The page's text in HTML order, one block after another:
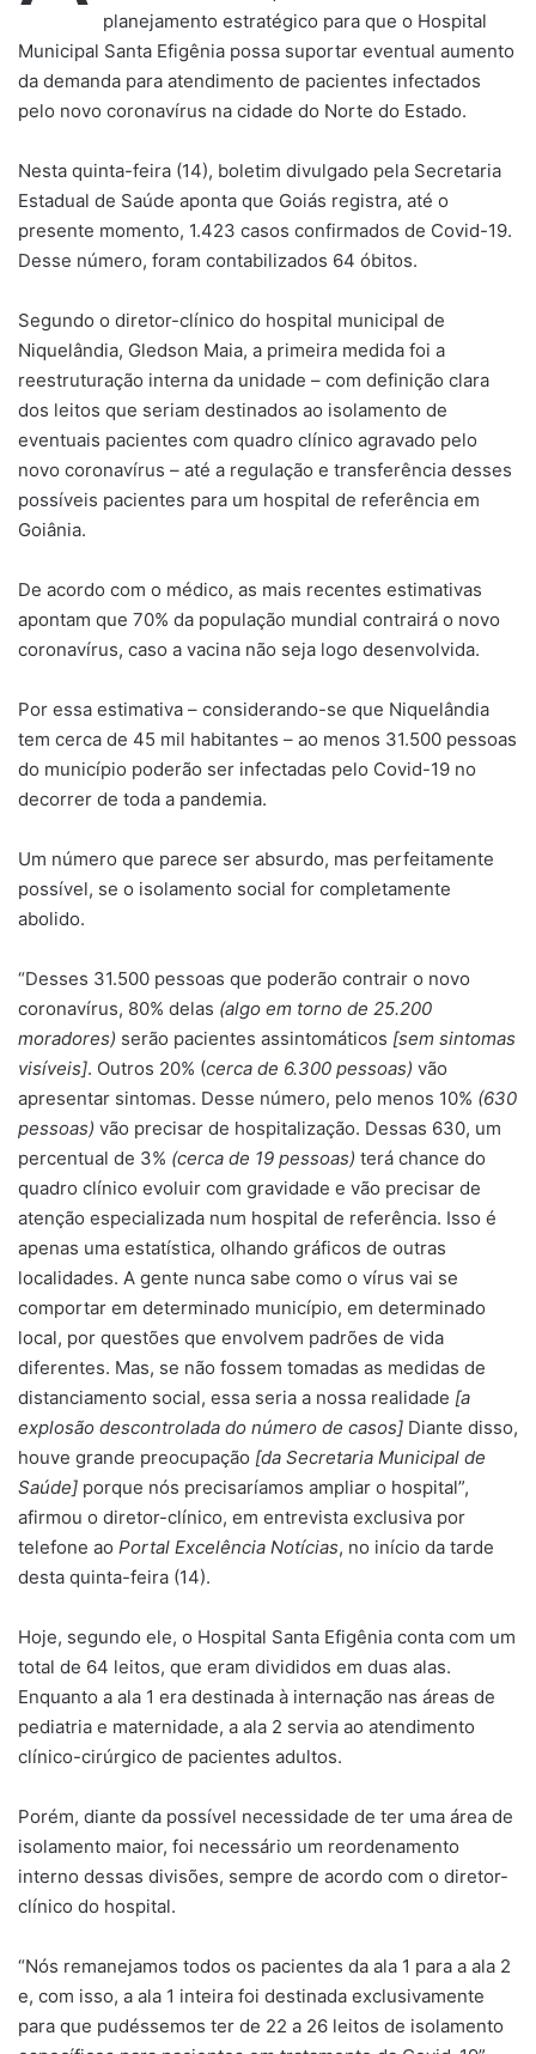
planejamento estratégico para que o Hospital
Municipal Santa Efigênia possa suportar eventual aumento
da demanda para atendimento de pacientes infectados
pelo novo coronavírus na cidade do Norte do Estado.
Nesta quinta-feira (14), boletim divulgado pela Secretaria
Estadual de Saúde aponta que Goiás registra, até o
presente momento, 1.423 casos confirmados de Covid-19.
Desse número, foram contabilizados 64 óbitos.
Segundo o diretor-clínico do hospital municipal de
Niquelândia, Gledson Maia, a primeira medida foi a
reestruturação interna da unidade – com definição clara
dos leitos que seriam destinados ao isolamento de
eventuais pacientes com quadro clínico agravado pelo
novo coronavírus – até a regulação e transferência desses
possíveis pacientes para um hospital de referência em
Goiânia.
De acordo com o médico, as mais recentes estimativas
apontam que 70% da população mundial contrairá o novo
coronavírus, caso a vacina não seja logo desenvolvida.
Por essa estimativa – considerando-se que Niquelândia
tem cerca de 45 mil habitantes – ao menos 31.500 pessoas
do município poderão ser infectadas pelo Covid-19 no
decorrer de toda a pandemia.
Um número que parece ser absurdo, mas perfeitamente
possível, se o isolamento social for completamente
abolido.
“Desses 31.500 pessoas que poderão contrair o novo
coronavírus, 80% delas (algo em torno de 25.200
moradores) serão pacientes assintomáticos [sem sintomas
visíveis]. Outros 20% (cerca de 6.300 pessoas) vão
apresentar sintomas. Desse número, pelo menos 10% (630
pessoas) vão precisar de hospitalização. Dessas 630, um
percentual de 3% (cerca de 19 pessoas) terá chance do
quadro clínico evoluir com gravidade e vão precisar de
atenção especializada num hospital de referência. Isso é
apenas uma estatística, olhando gráficos de outras
localidades. A gente nunca sabe como o vírus vai se
comportar em determinado município, em determinado
local, por questões que envolvem padrões de vida
diferentes. Mas, se não fossem tomadas as medidas de
distanciamento social, essa seria a nossa realidade [a
explosão descontrolada do número de casos] Diante disso,
houve grande preocupação [da Secretaria Municipal de
Saúde] porque nós precisaríamos ampliar o hospital”,
afirmou o diretor-clínico, em entrevista exclusiva por
telefone ao Portal Excelência Notícias, no início da tarde
desta quinta-feira (14).
Hoje, segundo ele, o Hospital Santa Efigênia conta com um
total de 64 leitos, que eram divididos em duas alas.
Enquanto a ala 1 era destinada à internação nas áreas de
pediatria e maternidade, a ala 2 servia ao atendimento
clínico-cirúrgico de pacientes adultos.
Porém, diante da possível necessidade de ter uma área de
isolamento maior, foi necessário um reordenamento
interno dessas divisões, sempre de acordo com o diretor-
clínico do hospital.
“Nós remanejamos todos os pacientes da ala 1 para a ala 2
e, com isso, a ala 1 inteira foi destinada exclusivamente
para que pudéssemos ter de 22 a 26 leitos de isolamento